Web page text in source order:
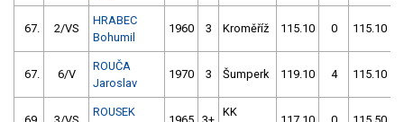
67. 2/VS
HRABEC
Bohumil
1960 3 Kroměříž 115.10 0 115.10
67. 6/V
ROUČA
Jaroslav
1970 3 Šumperk 119.10 4 115.10
ROUSEK
KK